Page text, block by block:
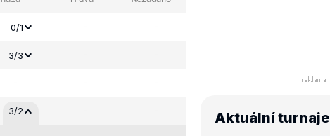
0/1 - -
3/3 - -
- - -
3/2 - - Aktuální turnaje